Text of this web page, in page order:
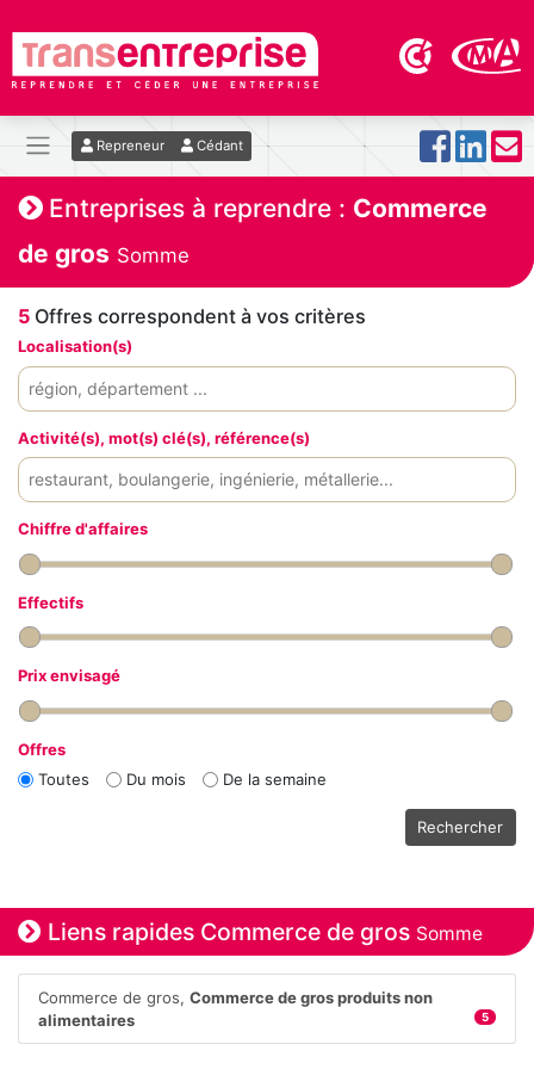
Repreneur Cédant
Entreprises à reprendre : Commerce
de gros Somme
5 Offres correspondent à vos critères
Localisation(s)
Activité(s), mot(s) clé(s), référence(s)
Chiffre d'affaires
Effectifs
Prix envisagé
Offres
Toutes
Du mois De la semaine
Rechercher
Liens rapides Commerce de gros Somme
Commerce de gros,Commerce de gros produits non
alimentaires
5